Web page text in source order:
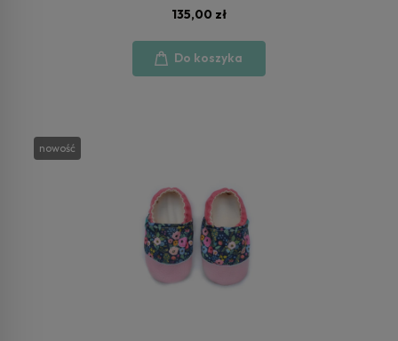
135,00 zł
Do koszyka
nowość